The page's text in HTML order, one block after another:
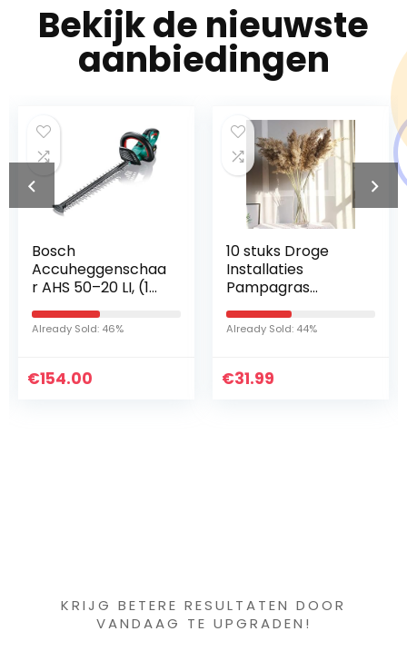
Bekijk de nieuwste
aanbiedingen
10 stuks Droge
Installaties
Pampagras
Natural
Phragmites
Communis
Bunch Color
Already Sold: 44%
€31.99
Arebos Infrarood
warmtestraler
1500 W | met
afstandsbediening
| warmtestraler –
standkachel |
3…
Already Sold: 85%
€88.30
KRIJG BETERE RESULTATEN DOOR
VANDAAG TE UPGRADEN!